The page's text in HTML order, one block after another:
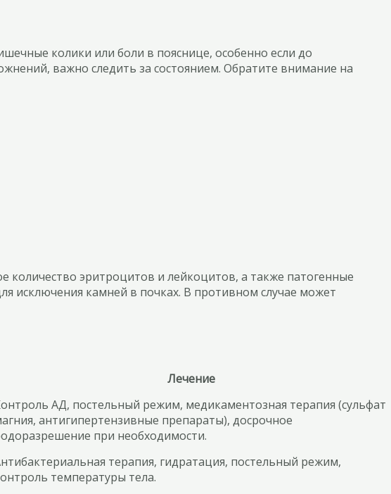
колики или боли в пояснице, особенно если до
важно следить за состоянием. Обратите внимание на
количество эритроцитов и лейкоцитов, а также патогенные
исключения камней в почках. В противном случае может
Лечение
АД, постельный режим, медикаментозная терапия (сульфат
антигипертензивные препараты), досрочное
при необходимости.
терапия, гидратация, постельный режим,
температуры тела.